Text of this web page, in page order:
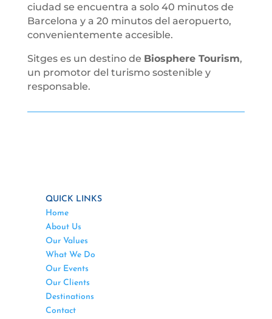
ciudad se encuentra a solo 40 minutos de
Barcelona y a 20 minutos del aeropuerto,
convenientemente accesible.
Sitges es un destino de Biosphere Tourism,
un promotor del turismo sostenible y
responsable.
QUICK LINKS
Home
About Us
Our Values
What We Do
Our Events
Our Clients
Destinations
Contact